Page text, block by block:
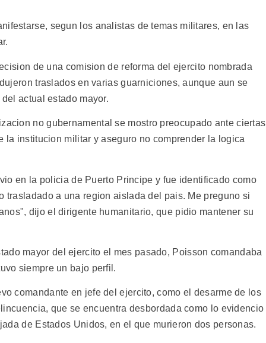
segun los analistas de temas militares, en las
de una comision de reforma del ejercito nombrada
traslados en varias guarniciones, aunque aun se
actual estado mayor.
no gubernamental se mostro preocupado ante ciertas
la institucion militar y aseguro no comprender la logica
en la policia de Puerto Principe y fue identificado como
trasladado a una region aislada del pais. Me preguno si
dijo el dirigente humanitario, que pidio mantener su
mayor del ejercito el mes pasado, Poisson comandaba
siempre un bajo perfil.
comandante en jefe del ejercito, como el desarme de los
que se encuentra desbordada como lo evidencio
de Estados Unidos, en el que murieron dos personas.